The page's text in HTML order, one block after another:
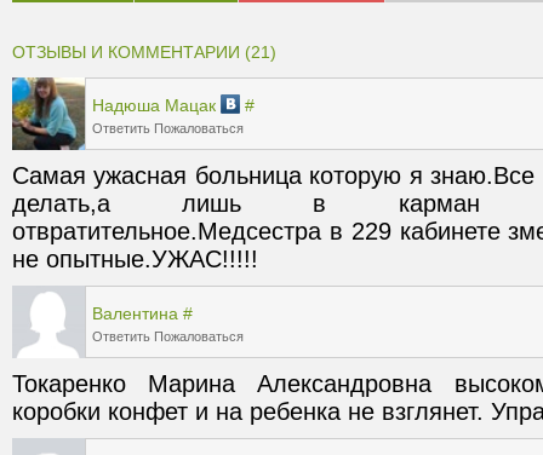
ОТЗЫВЫ И КОММЕНТАРИИ (21)
Надюша Мацак #
Ответить Пожаловаться
Самая ужасная больница которую я знаю.Все
делать,а лишь в карман
отвратительное.Медсестра в 229 кабинете
не опытные.УЖАС!!!!!
Валентина #
Ответить Пожаловаться
Токаренко Марина Александровна
коробки конфет и на ребенка не взглянет.